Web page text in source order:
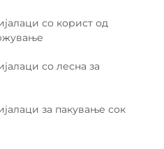
со корист од
со лесна за
за пакување сок